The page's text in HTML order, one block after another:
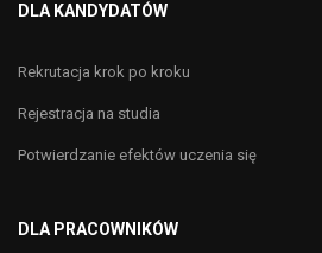
DLA KANDYDATÓW
Rekrutacja krok po kroku
Rejestracja na studia
Potwierdzanie efektów uczenia się
DLA PRACOWNIKÓW